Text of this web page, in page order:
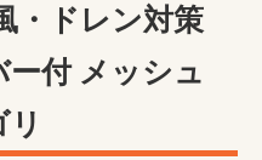
・ドレン対策
付 メッシュ